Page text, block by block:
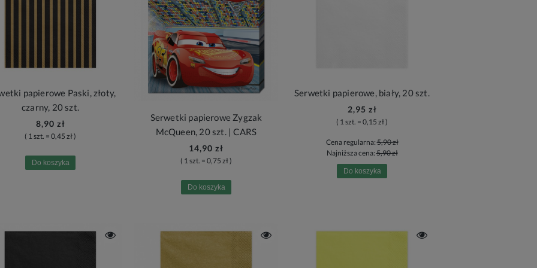
papierowe Paski, złoty,
czarny, 20 szt.
8,90 zł
( 1 szt. = 0,45 zł )
Do koszyka
Serwetki papierowe Zygzak
McQueen, 20 szt. | CARS
14,90 zł
( 1 szt. = 0,75 zł )
Do koszyka
Serwetki papierowe, biały, 20 szt.
2,95 zł
( 1 szt. = 0,15 zł )
Cena regularna:5,90 zł
Najniższa cena:5,90 zł
Do koszyka